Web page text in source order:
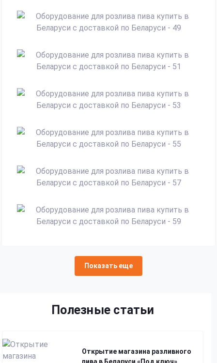
Показать еще
Полезные статьи
Открытие магазина разливного
пива в Беларуси «Под ключ»